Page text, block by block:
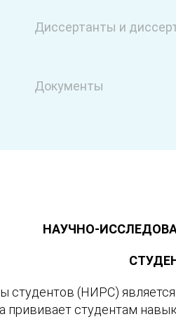
Диссертанты и
Документы
НАУЧНО-
студентов (НИРС)
студентам